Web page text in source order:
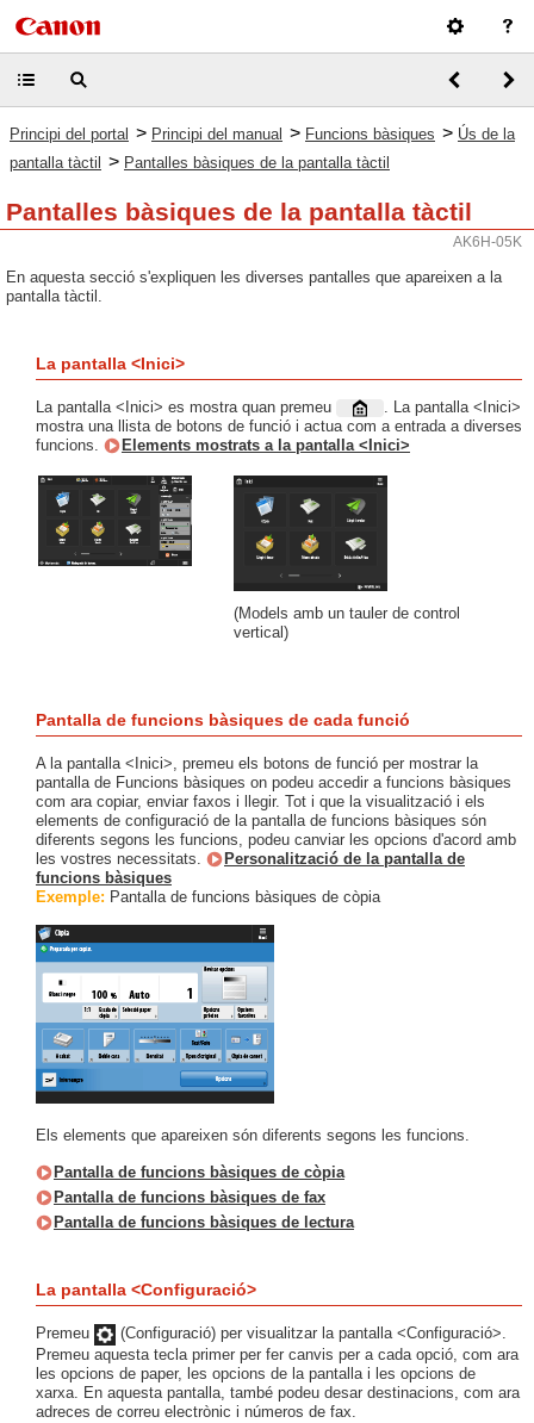
Principi del portal > Principi del manual > Funcions bàsiques > Ús de la
pantalla tàctil
> Pantalles bàsiques de la pantalla tàctil
Pantalles bàsiques de la pantalla tàctil
AK6H-05K
En aquesta secció s'expliquen les diverses pantalles que apareixen a la
pantalla tàctil.
La pantalla <Inici>
La pantalla <Inici> es mostra quan premeu
. La pantalla <Inici>
mostra una llista de botons de funció i actua com a entrada a diverses
funcions.
Elements mostrats a la pantalla <Inici>
(Models amb un tauler de control
vertical)
Pantalla de funcions bàsiques de cada funció
A la pantalla <Inici>, premeu els botons de funció per mostrar la
pantalla de Funcions bàsiques on podeu accedir a funcions bàsiques
com ara copiar, enviar faxos i llegir. Tot i que la visualització i els
elements de configuració de la pantalla de funcions bàsiques són
diferents segons les funcions, podeu canviar les opcions d'acord amb
les vostres necessitats.
Personalització de la pantalla de
funcions bàsiques
Exemple: Pantalla de funcions bàsiques de còpia
Els elements que apareixen són diferents segons les funcions.
Pantalla de funcions bàsiques de còpia
Pantalla de funcions bàsiques de fax
Pantalla de funcions bàsiques de lectura
La pantalla <Configuració>
Premeu
(Configuració) per visualitzar la pantalla <Configuració>.
Premeu aquesta tecla primer per fer canvis per a cada opció, com ara
les opcions de paper, les opcions de la pantalla i les opcions de
xarxa. En aquesta pantalla, també podeu desar destinacions, com ara
adreces de correu electrònic i números de fax.